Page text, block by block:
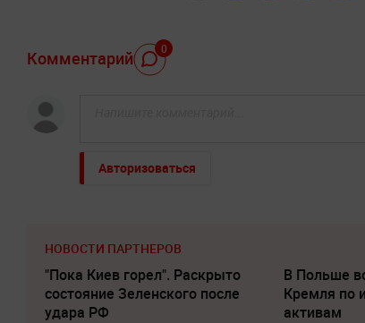
Комментарий 0
Авторизоваться
НОВОСТИ ПАРТНЕРОВ
"Пока Киев горел". Раскрыто
состояние Зеленского после
удара РФ
В Польше
Кремля по
активам